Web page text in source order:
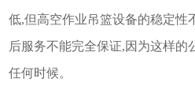
低,但高空作业吊篮设备的稳定性
后服务不能完全保证,因为这样的
任何时候。